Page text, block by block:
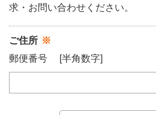
求・お問い合わせください。
ご住所
郵便番号
[半角数字]